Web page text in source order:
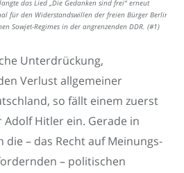
das Lied „Die Gedanken sind frei“ erneut
für den Widerstandswillen der freien Bürger Berlins
Sowjet-Regimes in der angrenzenden DDR. (#1)
Unterdrückung,
Verlust allgemeiner
so fällt einem zuerst
Hitler ein. Gerade in
die – das Recht auf Meinungs-
– politischen